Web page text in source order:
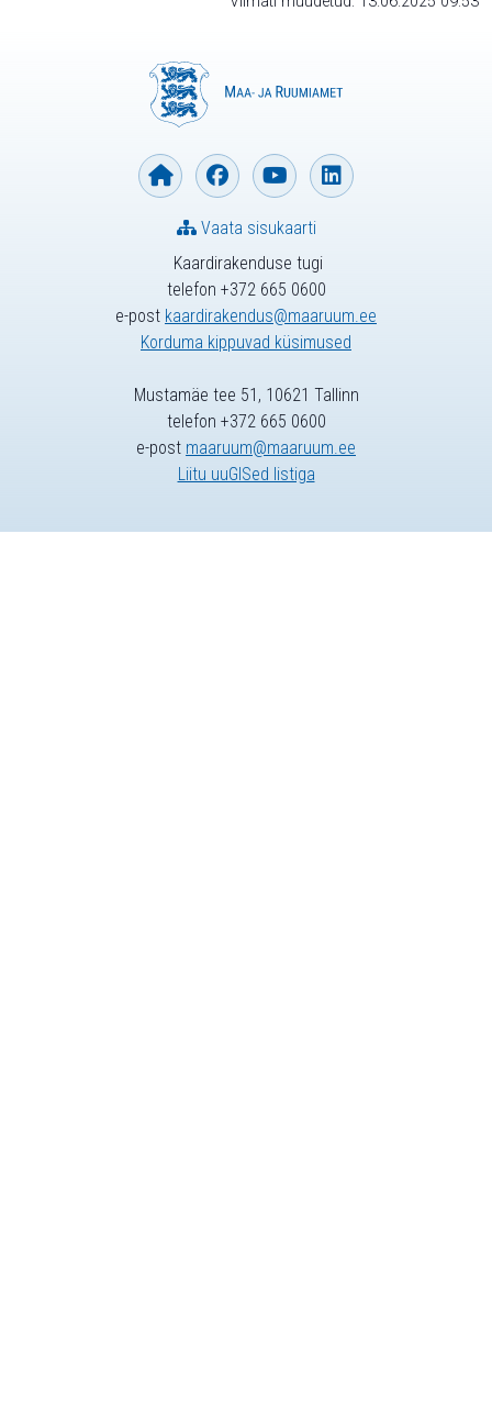
Kaardirakenduse tugi
telefon +372 665 0600
e-post kaardirakendus@maaruum.ee
Korduma kippuvad küsimused
Vaata sisukaarti
Mustamäe tee 51, 10621 Tallinn
telefon +372 665 0600
e-post maaruum@maaruum.ee
Liitu uuGISed listiga